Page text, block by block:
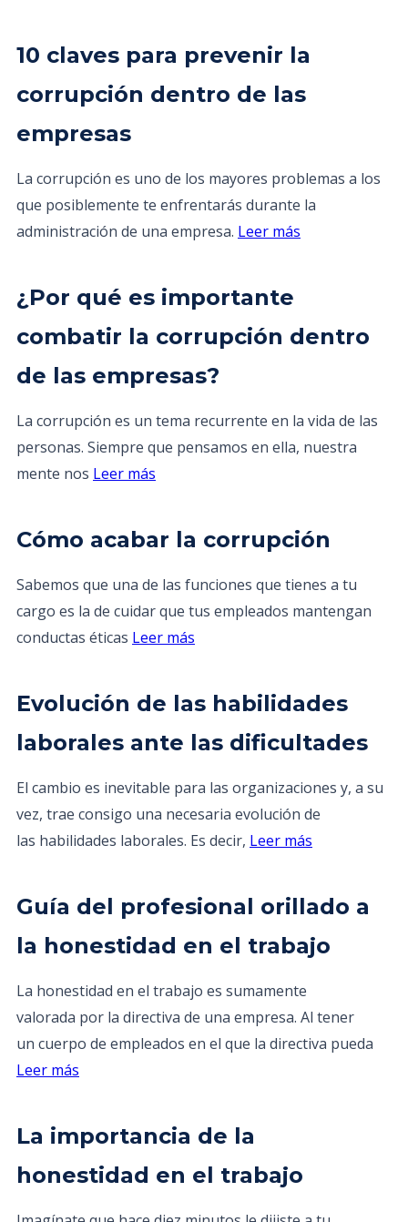
10 claves para prevenir la
corrupción dentro de las
empresas
La corrupción es uno de los mayores problemas a los
que posiblemente te enfrentarás durante la
administración de una empresa. Leer más
¿Por qué es importante
combatir la corrupción dentro
de las empresas?
La corrupción es un tema recurrente en la vida de las
personas. Siempre que pensamos en ella, nuestra
mente nos Leer más
Cómo acabar la corrupción
Sabemos que una de las funciones que tienes a tu
cargo es la de cuidar que tus empleados mantengan
conductas éticas Leer más
Evolución de las habilidades
laborales ante las dificultades
El cambio es inevitable para las organizaciones y, a su
vez, trae consigo una necesaria evolución de
las habilidades laborales. Es decir, Leer más
Guía del profesional orillado a
la honestidad en el trabajo
La honestidad en el trabajo es sumamente
valorada por la directiva de una empresa. Al tener
un cuerpo de empleados en el que la directiva pueda
Leer más
La importancia de la
honestidad en el trabajo